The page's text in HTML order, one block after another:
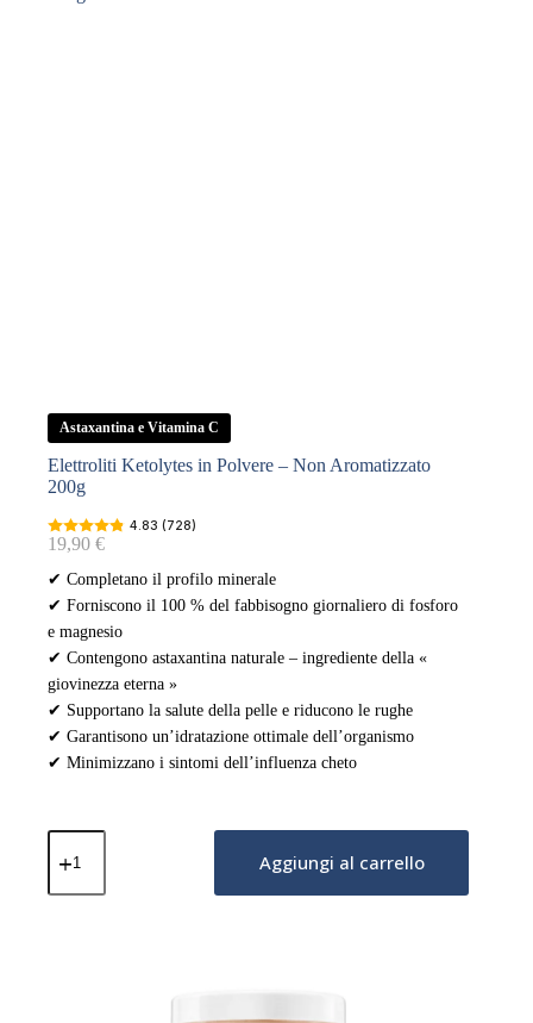
Astaxantina e Vitamina C
Elettroliti Ketolytes in Polvere – Non Aromatizzato
200g
4.83 (728)
19,90 €
✔ Completano il profilo minerale
✔ Forniscono il 100 % del fabbisogno giornaliero di fosforo
e magnesio
✔ Contengono astaxantina naturale – ingrediente della «
giovinezza eterna »
✔ Supportano la salute della pelle e riducono le rughe
✔ Garantisono un’idratazione ottimale dell’organismo
✔ Minimizzano i sintomi dell’influenza cheto
Elettroliti
Ketolytes
Polvere
Aggiungi al carrello